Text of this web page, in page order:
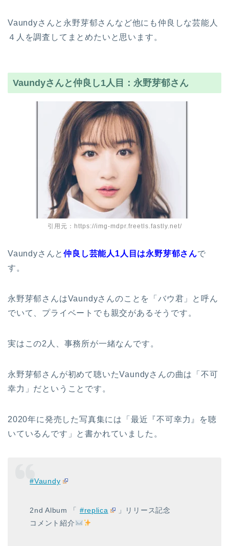
Vaundyさんと永野芽郁さんなど他にも仲良しな芸能人
４人を調査してまとめたいと思います。
Vaundyさんと仲良し1人目：永野芽郁さん
引用元：https://img-mdpr.freetls.fastly.net/
Vaundyさんと仲良し芸能人1人目は永野芽郁さんで
す。
永野芽郁さんはVaundyさんのことを「バウ君」と呼ん
でいて
、プライベートでも親交があるそうです。
実はこの2人、事務所が一緒なんです。
永野芽郁さんが初めて聴いたVaundyさんの曲は「不可
幸力」だということです。
2020年に発売した写真集には「 最近『不可幸力』を聴
いているんです 」と書かれていました。
#Vaundy
2nd Album 「 #replica
」リリース記念
コメント紹介